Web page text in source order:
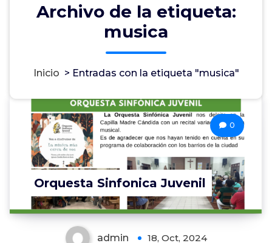
Archivo de la etiqueta:
musica
Inicio > Entradas con la etiqueta "musica"
Orquesta Sinfonica Juvenil
0
admin 18, Oct, 2024